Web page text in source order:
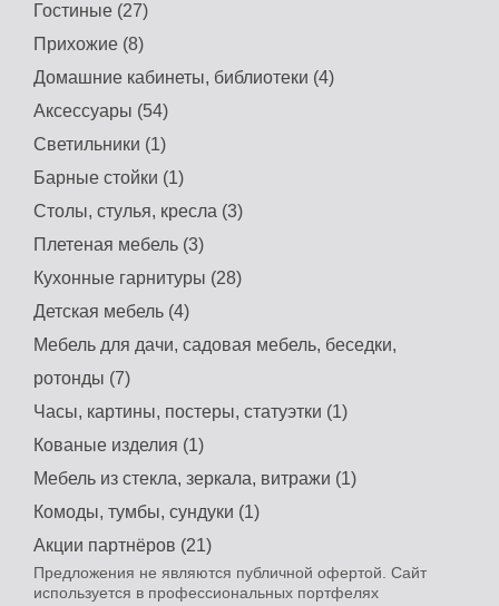
Гостиные (27)
Прихожие (8)
Домашние кабинеты, библиотеки (4)
Аксессуары (54)
Светильники (1)
Барные стойки (1)
Столы, стулья, кресла (3)
Плетеная мебель (3)
Кухонные гарнитуры (28)
Детская мебель (4)
Мебель для дачи, садовая мебель, беседки,
ротонды (7)
Часы, картины, постеры, статуэтки (1)
Кованые изделия (1)
Мебель из стекла, зеркала, витражи (1)
Комоды, тумбы, сундуки (1)
Акции партнёров (21)
Предложения не являются публичной офертой. Сайт
используется в профессиональных портфелях